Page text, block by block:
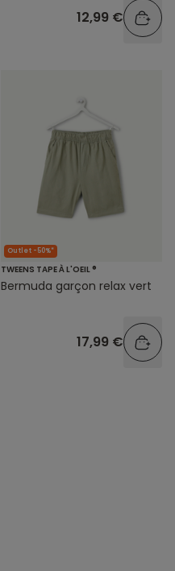
12,99 €
Outlet -50%*
TWEENS TAPE À L'OEIL ®
Bermuda garçon relax vert
17,99 €